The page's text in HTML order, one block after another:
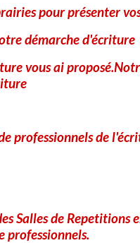
pour présenter
démarche d'écriture
vous ai
professionnels de
Salles de Repetitions
professionnels.